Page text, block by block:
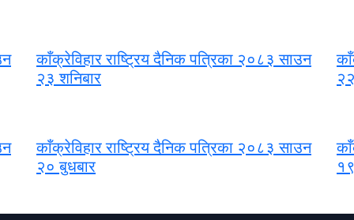
काँक्रेविहार राष्ट्रिय दैनिक पत्रिका २०८३ साउन
२३ शनिबार
काँक्रेविहार राष्ट्रिय दैनिक पत्रिका २०८३ साउन
२० बुधबार